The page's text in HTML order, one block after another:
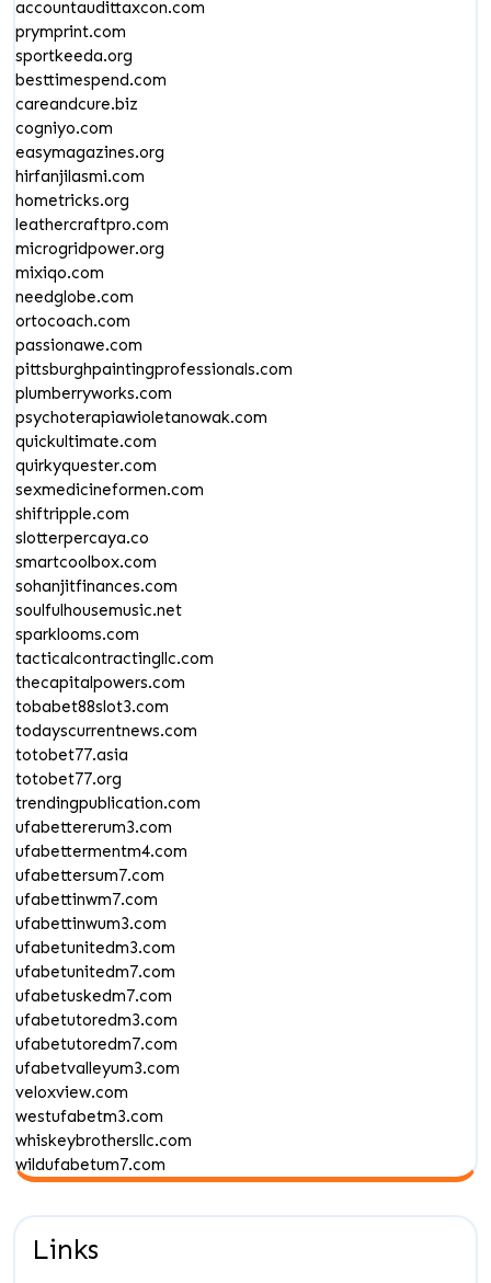
accountaudittaxcon.com
prymprint.com
sportkeeda.org
besttimespend.com
careandcure.biz
cogniyo.com
easymagazines.org
hirfanjilasmi.com
hometricks.org
leathercraftpro.com
microgridpower.org
mixiqo.com
needglobe.com
ortocoach.com
passionawe.com
pittsburghpaintingprofessionals.com
plumberryworks.com
psychoterapiawioletanowak.com
quickultimate.com
quirkyquester.com
sexmedicineformen.com
shiftripple.com
slotterpercaya.co
smartcoolbox.com
sohanjitfinances.com
soulfulhousemusic.net
sparklooms.com
tacticalcontractingllc.com
thecapitalpowers.com
tobabet88slot3.com
todayscurrentnews.com
totobet77.asia
totobet77.org
trendingpublication.com
ufabettererum3.com
ufabettermentm4.com
ufabettersum7.com
ufabettinwm7.com
ufabettinwum3.com
ufabetunitedm3.com
ufabetunitedm7.com
ufabetuskedm7.com
ufabetutoredm3.com
ufabetutoredm7.com
ufabetvalleyum3.com
veloxview.com
westufabetm3.com
whiskeybrothersllc.com
wildufabetum7.com
Links